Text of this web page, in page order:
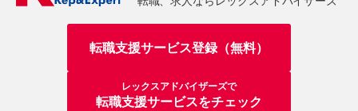
転職支援サービス登録（無料）
レックスアドバイザーズで
転職支援サービスをチェック